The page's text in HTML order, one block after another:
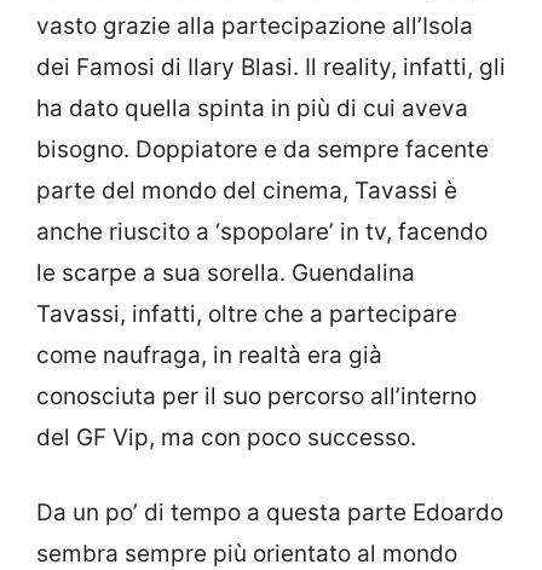
vasto grazie alla partecipazione all’Isola
dei Famosi di Ilary Blasi. Il reality, infatti, gli
ha dato quella spinta in più di cui aveva
bisogno. Doppiatore e da sempre facente
parte del mondo del cinema, Tavassi è
anche riuscito a ‘spopolare’ in tv, facendo
le scarpe a sua sorella. Guendalina
Tavassi, infatti, oltre che a partecipare
come naufraga, in realtà era già
conosciuta per il suo percorso all’interno
del GF Vip, ma con poco successo.
Da un po’ di tempo a questa parte Edoardo
sembra sempre più orientato al mondo